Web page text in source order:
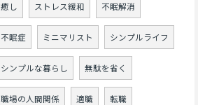
癒し ストレス緩和 不眠解消
不眠症 ミニマリスト シンプルライフ
シンプルな暮らし 無駄を省く
職場の人間関係 適職 転職